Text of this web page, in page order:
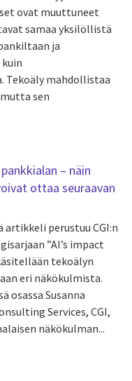
ovat muuttuneet
samaa yksilöllistä
ja
Tekoäly mahdollistaa
sen
– näin
ottaa seuraavan
artikkeli perustuu CGI:n
”AI’s impact
tekoälyn
eri näkökulmista.
osassa Susanna
Services, CGI,
näkökulman...